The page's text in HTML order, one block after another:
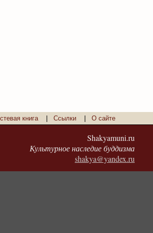
книга| Ссылки О сайте
Shakyamuni.ru
Культурное наследие буддизма
shakya@yandex.ru